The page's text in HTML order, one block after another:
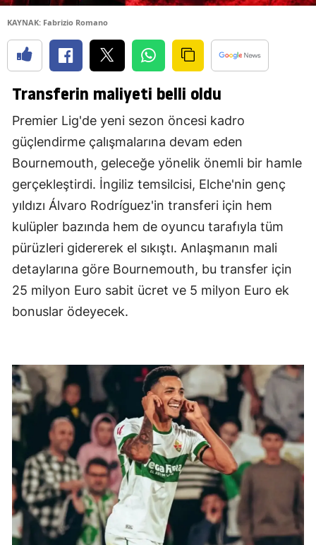
KAYNAK: Fabrizio Romano
Transferin maliyeti belli oldu
Premier Lig'de yeni sezon öncesi kadro
güçlendirme çalışmalarına devam eden
Bournemouth, geleceğe yönelik önemli bir hamle
gerçekleştirdi. İngiliz temsilcisi, Elche'nin genç
yıldızı Álvaro Rodríguez'in transferi için hem
kulüpler bazında hem de oyuncu tarafıyla tüm
pürüzleri gidererek el sıkıştı. Anlaşmanın mali
detaylarına göre Bournemouth, bu transfer için
25 milyon Euro sabit ücret ve 5 milyon Euro ek
bonuslar ödeyecek.